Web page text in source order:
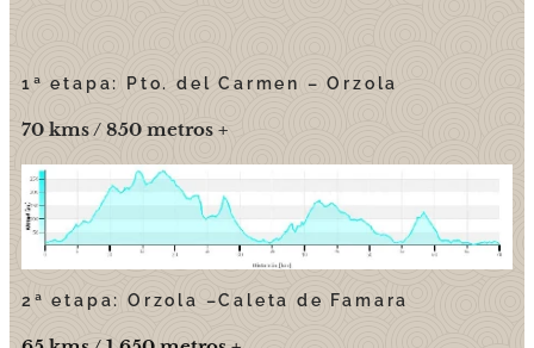
1ª etapa: Pto. del Carmen – Orzola
70 kms / 850 metros +
2ª etapa: Orzola –Caleta de Famara